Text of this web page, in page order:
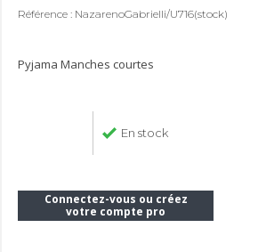
Référence : NazarenoGabrielli/U716(stock)
Pyjama Manches courtes
En stock
Connectez-vous ou créez
votre compte pro